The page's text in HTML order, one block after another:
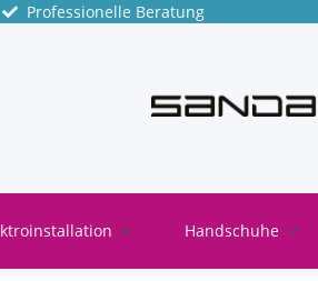
Professionelle Beratung
Handschuhe